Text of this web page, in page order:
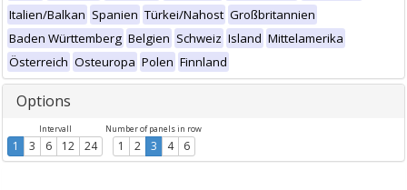
Italien/Balkan Spanien Türkei/Nahost Großbritannien
Baden Württemberg Belgien Schweiz Island Mittelamerika
Österreich Osteuropa Polen Finnland
Options
Intervall
1 3 6 12 24
Number of panels in row
1 2 3 4 6